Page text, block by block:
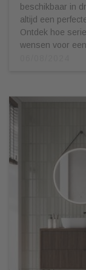
beschikbaar in
altijd een
Ontdek hoe
wensen voor